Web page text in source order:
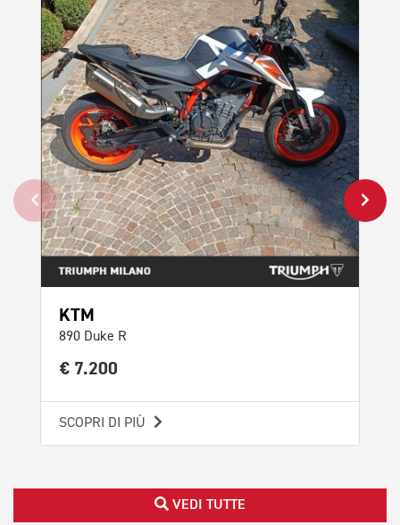
KTM
890 Duke R
€ 7.200
SCOPRI DI PIÙ
VEDI TUTTE